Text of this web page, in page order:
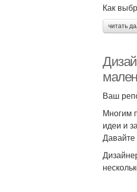
Как
читать
Ваш
Многим
идеи и
Давайте